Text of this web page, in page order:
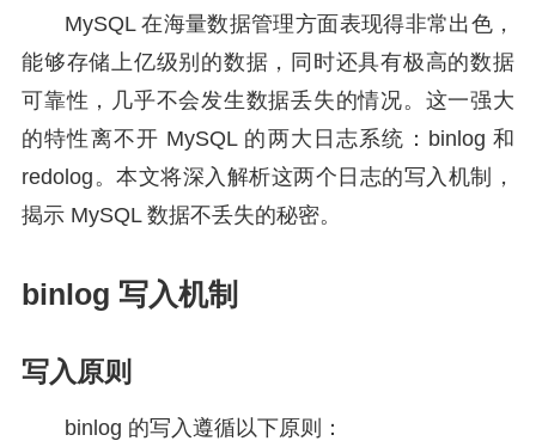
MySQL 在海量数据管理方面表现得非常出色，
能够存储上亿级别的数据，同时还具有极高的数据
可靠性，几乎不会发生数据丢失的情况。这一强大
的特性离不开 MySQL 的两大日志系统：binlog 和
redolog。本文将深入解析这两个日志的写入机制，
揭示 MySQL 数据不丢失的秘密。
binlog 写入机制
写入原则
binlog 的写入遵循以下原则：